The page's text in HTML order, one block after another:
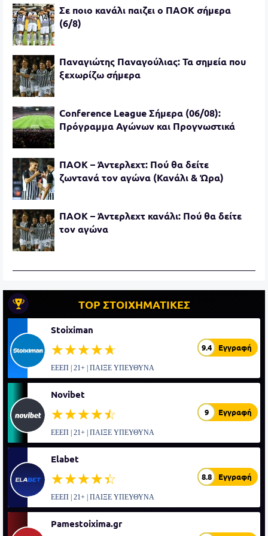
Σε ποιο κανάλι παιζει ο ΠΑΟΚ σήμερα
(6/8)
Παναγιώτης Παναγούλιας: Τα σημεία που
ξεχωρίζω σήμερα
Conference League Σήμερα (06/08):
Πρόγραμμα Αγώνων και Προγνωστικά
ΠΑΟΚ – Άντερλεχτ: Πού θα δείτε
ζωντανά τον αγώνα (Κανάλι & Ώρα)
ΠΑΟΚ – Άντερλεχτ κανάλι: Πού θα δείτε
τον αγώνα
TOP ΣΤΟΙΧΗΜΑΤΙΚΕΣ
Stoiximan
☆☆☆☆☆
★★★★★ 9.4 Εγγραφή
ΕΕΕΠ | 21+ | ΠΑΙΞΕ ΥΠΕΥΘΥΝΑ
Novibet
☆☆☆☆☆
★★★★★ 9 Εγγραφή
ΕΕΕΠ | 21+ | ΠΑΙΞΕ ΥΠΕΥΘΥΝΑ
Elabet
☆☆☆☆☆
★★★★★ 8.8 Εγγραφή
ΕΕΕΠ | 21+ | ΠΑΙΞΕ ΥΠΕΥΘΥΝΑ
Pamestoixima.gr